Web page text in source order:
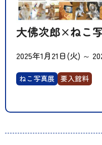
大佛次郎×ねこ
2025年1月21日(火) ～
ねこ写真展 要入館料